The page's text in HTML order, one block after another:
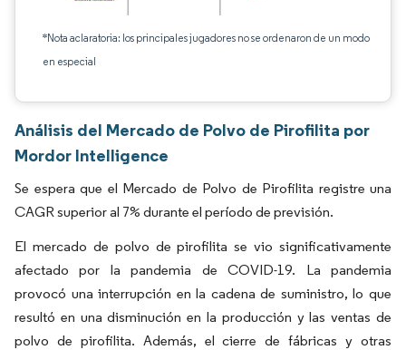
*Nota aclaratoria: los principales jugadores no se ordenaron de un modo
en especial
Análisis del Mercado de Polvo de Pirofilita por
Mordor Intelligence
Se espera que el Mercado de Polvo de Pirofilita registre una
CAGR superior al 7% durante el período de previsión.
El mercado de polvo de pirofilita se vio significativamente
afectado por la pandemia de COVID-19. La pandemia
provocó una interrupción en la cadena de suministro, lo que
resultó en una disminución en la producción y las ventas de
polvo de pirofilita. Además, el cierre de fábricas y otras